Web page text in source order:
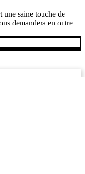
une saine touche de
demandera en outre